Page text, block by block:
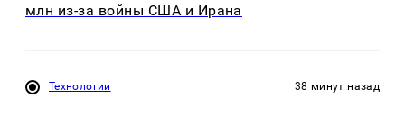
млн из-за войны США и Ирана
Технологии 38 минут назад